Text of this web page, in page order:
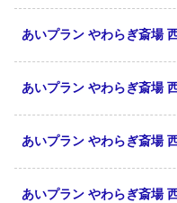
あいプラン やわらぎ斎場
あいプラン やわらぎ斎場
あいプラン やわらぎ斎場
あいプラン やわらぎ斎場